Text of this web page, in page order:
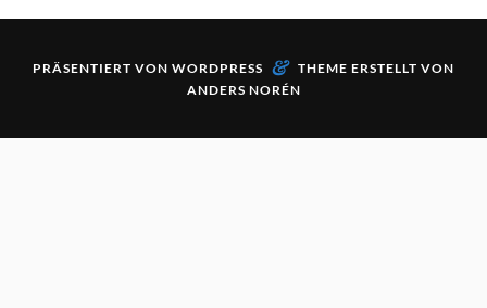
PRÄSENTIERT VON WORDPRESS & THEME ERSTELLT VON
ANDERS NORÉN